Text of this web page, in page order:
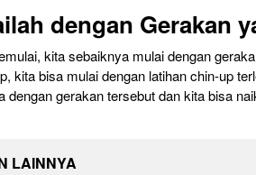
dengan Gerakan
kita sebaiknya mulai dengan
kita bisa mulai dengan latihan chin-up
dengan gerakan tersebut dan kita bisa
LAINNYA